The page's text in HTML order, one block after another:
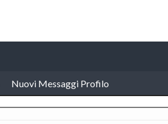
Nuovi Messaggi Profilo